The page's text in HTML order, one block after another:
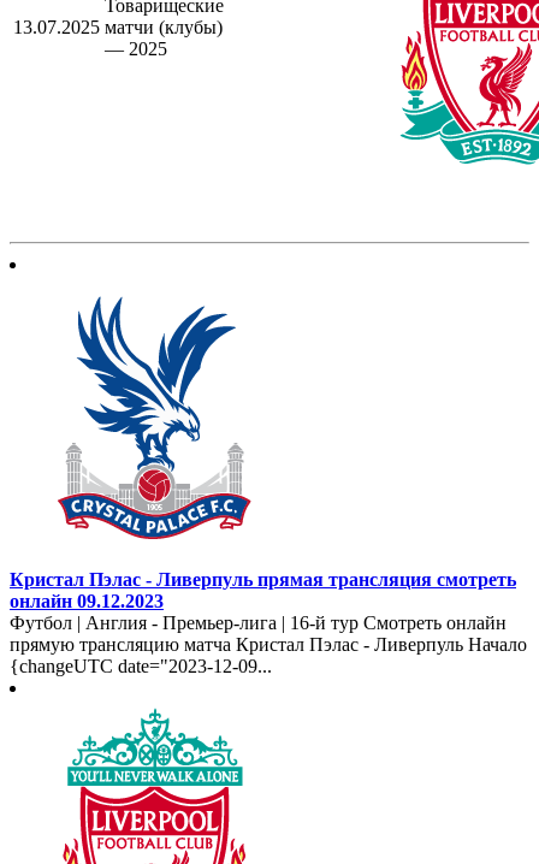
13.07.2025
Товарищеские
матчи (клубы)
— 2025
Кристал Пэлас - Ливерпуль прямая трансляция смотреть
онлайн 09.12.2023
Футбол | Англия - Премьер-лига | 16-й тур Смотреть онлайн
прямую трансляцию матча Кристал Пэлас - Ливерпуль Начало
{changeUTC date="2023-12-09...